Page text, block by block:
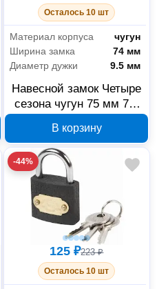
Осталось 10 шт
Материал корпуса
чугун
Ширина замка
74 мм
Диаметр дужки
9.5 мм
Навесной замок Четыре
сезона чугун 75 мм 79-
В корзину
-44%
125 ₽223 ₽
Осталось 10 шт